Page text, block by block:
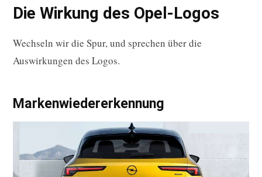
Die Wirkung des Opel-Logos
Wechseln wir die Spur, und sprechen über die
Auswirkungen des Logos.
Markenwiedererkennung